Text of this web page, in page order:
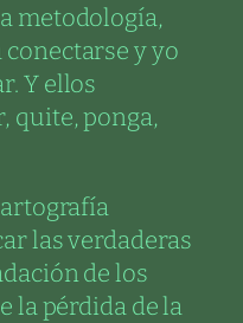
metodología,
y yo
Y ellos
quite, ponga,
las verdaderas
de los
la pérdida de la